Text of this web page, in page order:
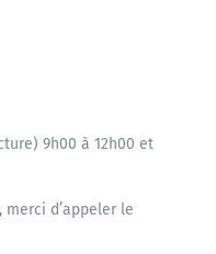
9h00 à 12h00 et
merci d’appeler le